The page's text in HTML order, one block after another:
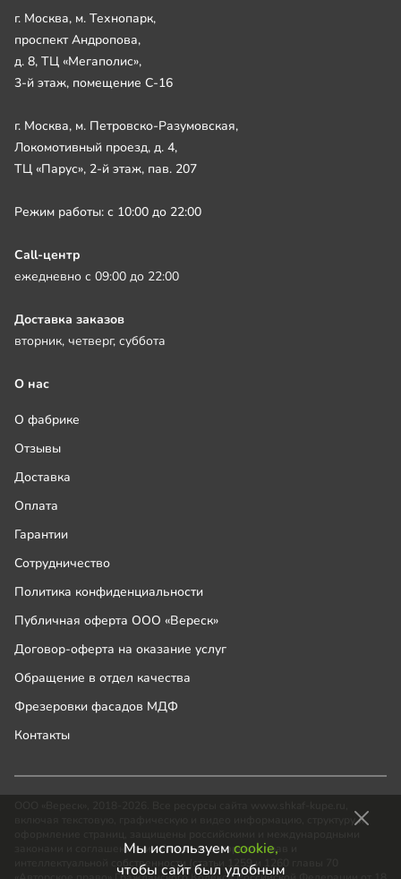
Мы используем cookie,
чтобы сайт был удобным
г. Москва, м. Технопарк,
проспект Андропова,
д. 8, ТЦ «Мегаполис»,
3-й этаж, помещение С-16
г. Москва, м. Петровско-Разумовская,
Локомотивный проезд, д. 4,
ТЦ «Парус», 2-й этаж, пав. 207
Режим работы: с 10:00 до 22:00
Call-центр
ежедневно с 09:00 до 22:00
Доставка заказов
вторник, четверг, суббота
О нас
О фабрике
Отзывы
Доставка
Оплата
Гарантии
Сотрудничество
Политика конфиденциальности
Публичная оферта ООО «Вереск»
Договор-оферта на оказание услуг
Обращение в отдел качества
Фрезеровки фасадов МДФ
Контакты
включая текстовую, графическую и видео информацию, структуру и
законами и соглашениями об охране авторских прав и
интеллектуальной собственности (статьи 1259 и 1260 главы 70